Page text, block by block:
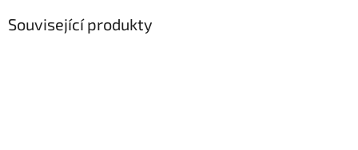
Související produkty